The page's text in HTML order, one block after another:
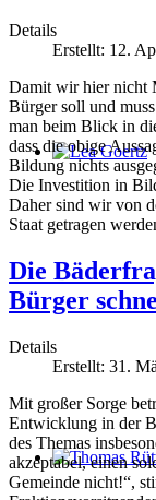
Lea Goertz
Thomas
Details
Erstellt: 12.
Damit wir hier nicht
Bürger soll und
man beim Blick in
dass die obige
Bildung nichts
Die Investition in
Daher sind wir von
Staat getragen
Die
Bürger
Details
Erstellt: 31.
Mit großer Sorge
Entwicklung in der
des Themas
akzeptabel, einen
Gemeinde nicht!“,